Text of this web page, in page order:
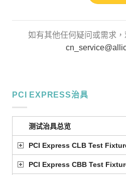
如有其他任何疑问或需求，
PCI EXPRESS治具
测试治具总览
PCI Express CLB Test
PCI Express CBB Test